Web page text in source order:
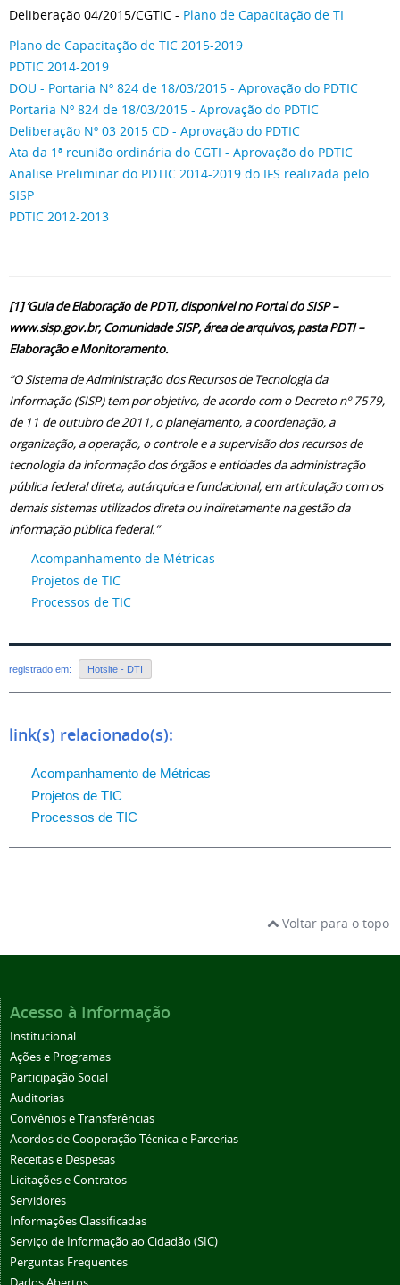
Deliberação 04/2015/CGTIC - Plano de Capacitação de TI
Plano de Capacitação de TIC 2015-2019
PDTIC 2014-2019
DOU - Portaria Nº 824 de 18/03/2015 - Aprovação do PDTIC
Portaria Nº 824 de 18/03/2015 - Aprovação do PDTIC
Deliberação Nº 03 2015 CD - Aprovação do PDTIC
Ata da 1ª reunião ordinária do CGTI - Aprovação do PDTIC
Analise Preliminar do PDTIC 2014-2019 do IFS realizada pelo
SISP
PDTIC 2012-2013
[1] ‘Guia de Elaboração de PDTI, disponível no Portal do SISP –
www.sisp.gov.br, Comunidade SISP, área de arquivos, pasta PDTI –
Elaboração e Monitoramento.
“O Sistema de Administração dos Recursos de Tecnologia da
Informação (SISP) tem por objetivo, de acordo com o Decreto nº 7579,
de 11 de outubro de 2011, o planejamento, a coordenação, a
organização, a operação, o controle e a supervisão dos recursos de
tecnologia da informação dos órgãos e entidades da administração
pública federal direta, autárquica e fundacional, em articulação com os
demais sistemas utilizados direta ou indiretamente na gestão da
informação pública federal.”
Acompanhamento de Métricas
Projetos de TIC
Processos de TIC
registrado em: Hotsite - DTI
link(s) relacionado(s):
Acompanhamento de Métricas
Projetos de TIC
Processos de TIC
Voltar para o topo
Acesso à Informação
Institucional
Ações e Programas
Participação Social
Auditorias
Convênios e Transferências
Acordos de Cooperação Técnica e Parcerias
Receitas e Despesas
Licitações e Contratos
Servidores
Informações Classificadas
Serviço de Informação ao Cidadão (SIC)
Perguntas Frequentes